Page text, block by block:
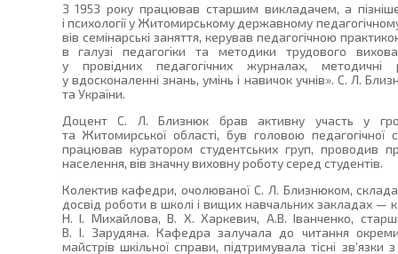
З 1953 року працював старшим викладачем, а
і психології у Житомирському державному
вів семінарські заняття, керував педагогічною
в галузі педагогіки та методики трудового
у провідних педагогічних журналах,
у вдосконаленні знань, умінь і навичок учнів». С. Л.
та України.
Доцент С. Л. Близнюк брав активну участь у
та Житомирської області, був головою педагогічної
працював куратором студентських груп, проводив
населення, вів значну виховну роботу серед студентів.
Колектив кафедри, очолюваної С. Л. Близнюком,
досвід роботи в школі і вищих навчальних закладах —
Н. І. Михайлова, В. Х. Харкевич, А.В. Іванченко,
В. І. Зарудяна. Кафедра залучала до читання
майстрів шкільної справи, підтримувала тісні